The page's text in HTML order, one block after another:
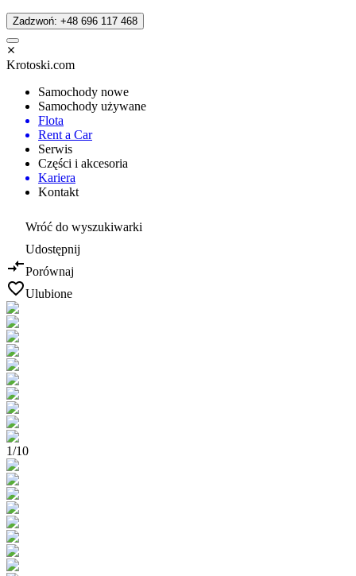
Zadzwoń: +48 696 117 468
Krotoski.com
Samochody nowe
Samochody używane
Flota
Rent a Car
Serwis
Części i akcesoria
Kariera
Kontakt
Wróć do wyszukiwarki
Udostępnij
Porównaj
Ulubione
1/10